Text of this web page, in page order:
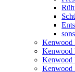
Kenwood
Kenwood
Kenwood
Kenwood